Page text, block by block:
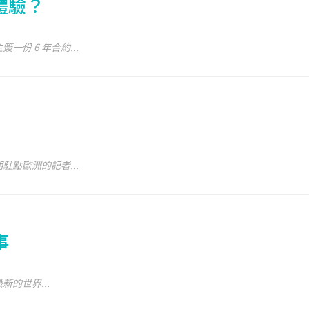
？
一份 6 年合約...
點歐洲的記者...
的世界...